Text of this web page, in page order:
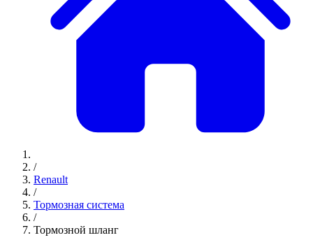
/
Renault
/
Тормозная система
/
Тормозной шланг